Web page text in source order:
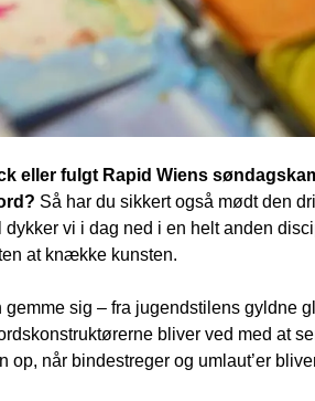
eller fulgt Rapid Wiens
Så har du sikkert også mødt den
vi i dag ned i en helt anden
at knække kunsten.
sig – fra jugendstilens gyldne
bliver ved med at
op, når bindestreger og umlaut’er